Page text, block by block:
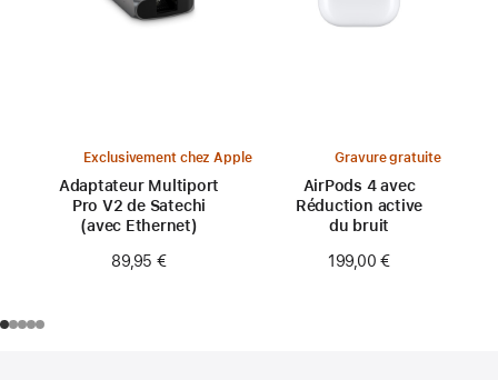
Exclusivement chez Apple
Adaptateur Multiport
Pro V2 de Satechi
(avec Ethernet)
89,95 €
Gravure gratuite
AirPods 4 avec
Réduction active
du bruit
199,00 €